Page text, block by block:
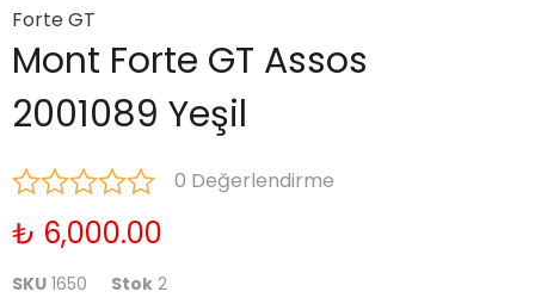
Forte GT
Mont Forte GT Assos
2001089 Yeşil
0 Değerlendirme
₺ 6,000.00
SKU 1650 Stok 2